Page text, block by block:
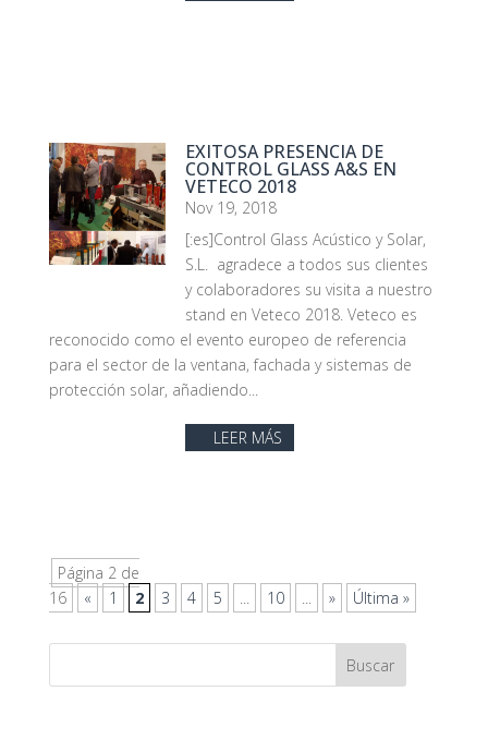
EXITOSA PRESENCIA DE
CONTROL GLASS A&S EN
VETECO 2018
Nov 19, 2018
[:es]Control Glass Acústico y Solar,
S.L. agradece a todos sus clientes
y colaboradores su visita a nuestro
stand en Veteco 2018. Veteco es
reconocido como el evento europeo de referencia
para el sector de la ventana, fachada y sistemas de
protección solar, añadiendo...
LEER MÁS
Página 2 de
16
« 1 2 3 4 5 ... 10 ... » Última »